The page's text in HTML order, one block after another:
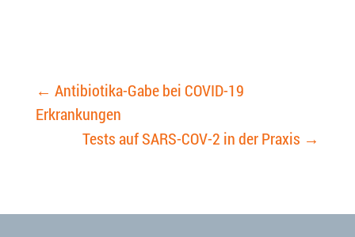
← Antibiotika-Gabe bei COVID-19
Erkrankungen
Tests auf SARS-COV-2 in der Praxis →